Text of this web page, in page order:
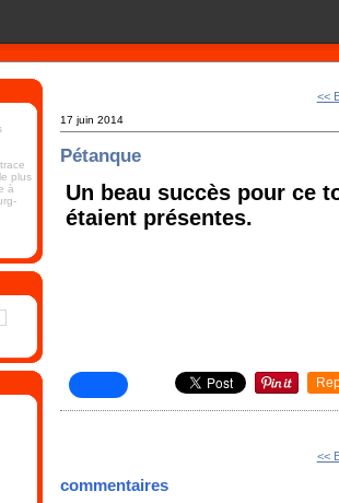
plus
à
<<
17 juin 2014
Pétanque
Un beau succès pour ce
étaient présentes.
<<
commentaires